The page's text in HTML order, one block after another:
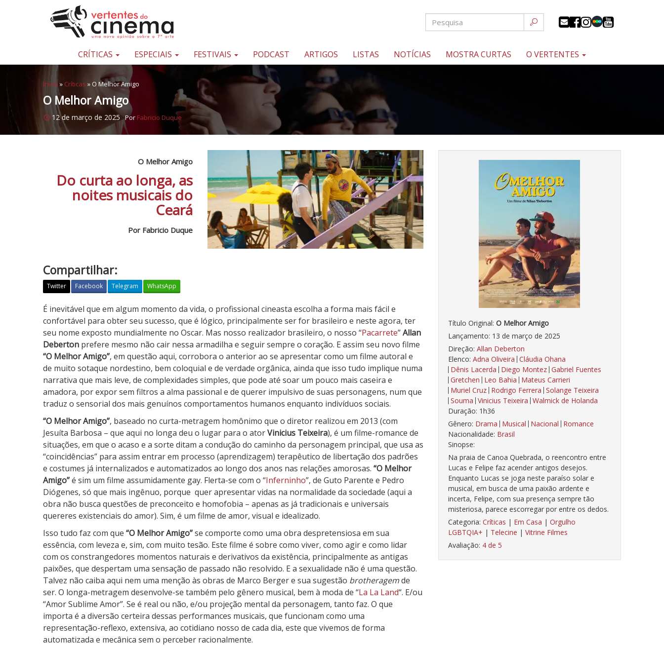
Pular para o conteúdo
Uma
sobre
sétima
arte
CRÍTICAS ESPECIAIS FESTIVAIS PODCAST ARTIGOS LISTAS NOTÍCIAS MOSTRA CURTAS O VERTENTES
Início » Críticas »O Melhor Amigo
O Melhor Amigo
12 de março de 2025 Por Fabricio Duque
Título Original: O Melhor Amigo
Lançamento: 13 de março de 2025
Direção: Allan Deberton
Elenco: Adna Oliveira Cláudia Ohana
Dênis Lacerda Diego Montez Gabriel Fuentes
Gretchen Leo Bahia Mateus Carrieri
Muriel Cruz Rodrigo Ferrera Solange Teixeira
Souma Vinicius Teixeira Walmick de Holanda
Duração: 1h36
Gênero: Drama Musical Nacional Romance
Nacionalidade: Brasil
Sinopse:
Na praia de Canoa Quebrada, o reencontro entre
Lucas e Felipe faz acender antigos desejos.
Enquanto Lucas se joga neste paraíso solar e
musical, em busca de uma paixão ardente e
incerta, Felipe, com sua presença sempre tão
misteriosa, parece escorregar por entre os dedos.
Categoria: Críticas | Em Casa | Orgulho
LGBTQIA+ | Telecine | Vitrine Filmes
Avaliação: 4 de 5
O Melhor Amigo
Do curta ao longa, as
noites musicais do
Ceará
Por Fabricio Duque
Compartilhar:
Twitter Facebook Telegram WhatsApp
O
M
e
l
h
o
r
A
m
i
g
o
É inevitável que em algum momento da vida, o profissional cineasta escolha a forma mais fácil e
confortável para obter seu sucesso, que é lógico, principalmente ser for brasileiro e neste agora, ter
seu nome exposto mundialmente no Oscar. Mas nosso realizador brasileiro, o nosso “Pacarrete”Allan
Deberton prefere mesmo não cair nessa armadilha e seguir sempre o coração. E assim seu novo filme
“O Melhor Amigo”, em questão aqui, corrobora o anterior ao se apresentar como um filme autoral e
de muito sotaque nordestino, bem coloquial e de verdade orgânica, ainda que isso tudo implique numa
narrativa que mais leve, de complexidades simples, que pode até soar um pouco mais caseira e
amadora, por expor sem filtros a alma passional e de querer impulsivo de suas personagens, num que
traduz o sensorial dos mais genuínos comportamentos humanos enquanto indivíduos sociais.
“O Melhor Amigo”, baseado no curta-metragem homônimo que o diretor realizou em 2013 (com
Jesuíta Barbosa – que aqui no longa deu o lugar para o atorVinicius Teixeira), é um filme-romance de
situações, em que o acaso e a sorte ditam a condução do caminho da personagem principal, que usa as
“coincidências” para assim entrar em processo (aprendizagem) terapêutico de libertação dos padrões
e costumes já internalizados e automatizados ao longo dos anos nas relações amorosas. “O Melhor
Amigo”é sim um filme assumidamente gay. Flerta-se com o “Inferninho”, de Guto Parente e Pedro
Diógenes, só que mais ingênuo, porque quer apresentar vidas na normalidade da sociedade (aqui a
obra não busca questões de preconceito e homofobia – apenas as já tradicionais e universais
quereres existenciais do amor). Sim, é um filme de amor, visual e idealizado.
Isso tudo faz com que “O Melhor Amigo”se comporte como uma obra despretensiosa em sua
essência, com leveza e, sim, com muito tesão. Este filme é sobre como viver, como agir e como lidar
com os constrangedores momentos naturais e derivativos da existência, principalmente as antigas
paixões, que despertam uma sensação de passado não resolvido. E a sexualidade não é uma questão.
Talvez não caiba aqui nem uma menção às obras de Marco Berger e sua sugestão brotheragemde
ser. O longa-metragem desenvolve-se também pelo gênero musical, bem à moda de “La La Land“. E/ou
“Amor Sublime Amor”. Se é real ou não, e/ou projeção mental da personagem, tanto faz. O que
importa é a diversão certeira dessas performances musicais, que funcionam como uma
representação-reflexo, extensiva, ao cotidiano nosso de cada dia, este que vivemos de forma
automatizada e mecânica sem o perceber racionalmente.